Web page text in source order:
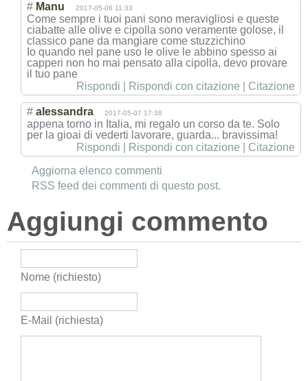
# Manu 2017-05-06 11:33
Come sempre i tuoi pani sono meravigliosi e queste
ciabatte alle olive e cipolla sono veramente golose, il
classico pane da mangiare come stuzzichino
Io quando nel pane uso le olive le abbino spesso ai
capperi non ho mai pensato alla cipolla, devo provare
il tuo pane
Rispondi
Rispondi con citazione Citazione
# alessandra 2017-05-07 17:38
appena torno in Italia, mi regalo un corso da te. Solo
per la gioai di vederti lavorare, guarda... bravissima!
Rispondi
Rispondi con citazione
Citazione
Aggiorna elenco commenti
RSS feed dei commenti di questo post.
Aggiungi commento
Nome (richiesto)
E-Mail (richiesta)